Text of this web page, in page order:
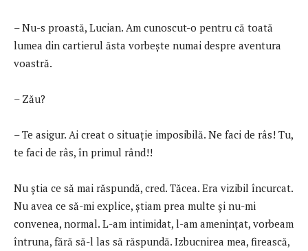
– Nu-s proastă, Lucian. Am cunoscut-o pentru că toată
lumea din cartierul ăsta vorbeşte numai despre aventura
voastră.
– Zău?
– Te asigur. Ai creat o situaţie imposibilă. Ne faci de râs! Tu,
te faci de râs, în primul rând!!
Nu ştia ce să mai răspundă, cred. Tăcea. Era vizibil încurcat.
Nu avea ce să-mi explice, ştiam prea multe şi nu-mi
convenea, normal. L-am intimidat, l-am ameninţat, vorbeam
întruna, fără să-l las să răspundă. Izbucnirea mea, firească,